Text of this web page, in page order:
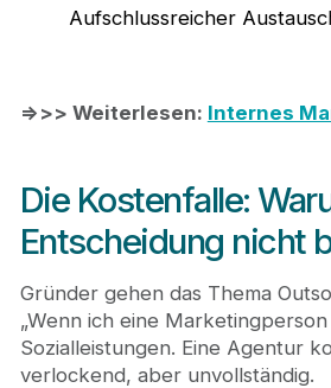
Aufschlussreicher
=>>> Weiterlesen: Internes
Die Kostenfalle:
Entscheidung nicht
Gründer gehen das Thema
„Wenn ich eine
Sozialleistungen. Eine Agentur
verlockend, aber unvollständig.